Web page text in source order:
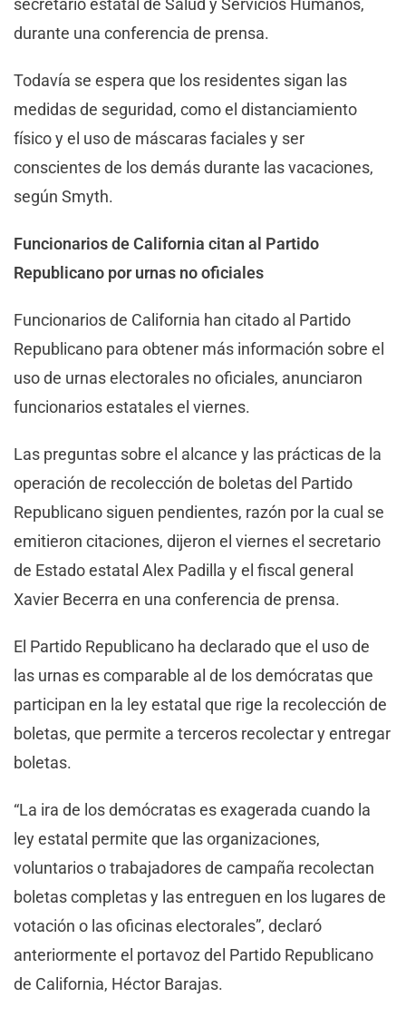
secretario estatal de Salud y Servicios Humanos,
durante una conferencia de prensa.
Todavía se espera que los residentes sigan las
medidas de seguridad, como el distanciamiento
físico y el uso de máscaras faciales y ser
conscientes de los demás durante las vacaciones,
según Smyth.
Funcionarios de California citan al Partido
Republicano por urnas no oficiales
Funcionarios de California han citado al Partido
Republicano para obtener más información sobre el
uso de urnas electorales no oficiales, anunciaron
funcionarios estatales el viernes.
Las preguntas sobre el alcance y las prácticas de la
operación de recolección de boletas del Partido
Republicano siguen pendientes, razón por la cual se
emitieron citaciones, dijeron el viernes el secretario
de Estado estatal Alex Padilla y el fiscal general
Xavier Becerra en una conferencia de prensa.
El Partido Republicano ha declarado que el uso de
las urnas es comparable al de los demócratas que
participan en la ley estatal que rige la recolección de
boletas, que permite a terceros recolectar y entregar
boletas.
“La ira de los demócratas es exagerada cuando la
ley estatal permite que las organizaciones,
voluntarios o trabajadores de campaña recolectan
boletas completas y las entreguen en los lugares de
votación o las oficinas electorales”, declaró
anteriormente el portavoz del Partido Republicano
de California, Héctor Barajas.